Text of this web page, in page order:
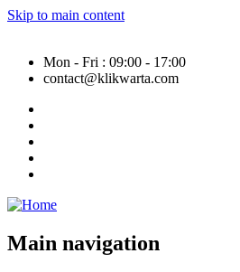
Skip to main content
Mon - Fri : 09:00 - 17:00
contact@klikwarta.com
Main navigation